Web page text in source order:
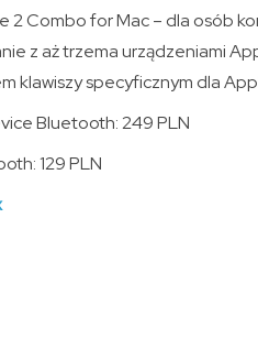
Combo for Mac – dla osób
z aż trzema urządzeniami
klawiszy specyficznym dla
Bluetooth: 249 PLN
129 PLN